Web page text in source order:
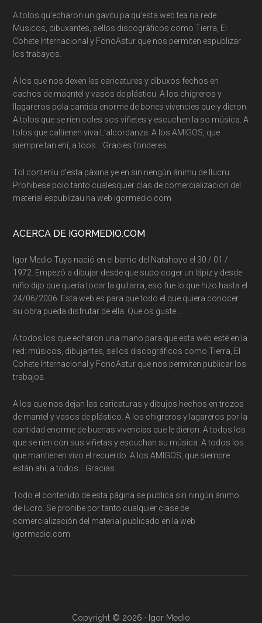
A tolos qu’echaron un gavitu pa qu’esta web tea na rede:
Musicos, dibuxantes, sellos discogràficos como Tierra, El
Cohete Internacional y FonoAstur que nos permiten espublizar
los trabayos.
A los que nos dexen les caricatures y dibuxos fechos en
cachos de maqntel y vasos de plásticu. A los chigreros y
llagareros pola cantida enorme de bones vivencies que-y dieron.
A tolos que se rien coles sos viñetes y escuchen la so música. A
tolos que caltienen viva L’alcordanza. A los AMIGOS, que
siempre tan ehí, a toos… Gracies fonderes.
Tol contenìu d’esta pàxina ye en sin nengún ánimu de llucru.
Prohibese polo tanto cualesquier clas de comercializacion del
material espublizau na web igormedio.com
ACERCA DE IGORMEDIO.COM
Igor Medio Tuya nació en el barrio del Natahoyo el 30 / 01 /
1972. Empezó a dibujar desde que supo coger un lápiz y desde
niño dijo que quería tocar la guitarra, eso fue lo que hizo hasta el
24/06/2006. Esta web es para que todo el que quiera conocer
su obra pueda disfrutar de ella. Que os guste…
A todos los que echaron una mano para que esta web esté en la
red: músicos, dibujantes, sellos discográficos como Tierra, El
Cohete Internacional y FonoAstur que nos permiten publicar los
trabajos.
A los que nos dejan las caricaturas y dibujos hechos en trozos
de mantel y vasos de plástico. A los chigreros y lagareros por la
cantidad enorme de buenas vivencias que le dieron. A todos los
que se ríen con sus viñetas y escuchan su música. A todos los
que mantienen vivo el recuerdo. A los AMIGOS, que siempre
están ahí, a todos… Gracias.
Todo el contenido de esta página se publica sin ningún ánimo
de lucro. Se prohibe por tanto cualquier clase de
comercialización del material publicado en la web
igormedio.com
Copyright © 2026 · Igor Medio